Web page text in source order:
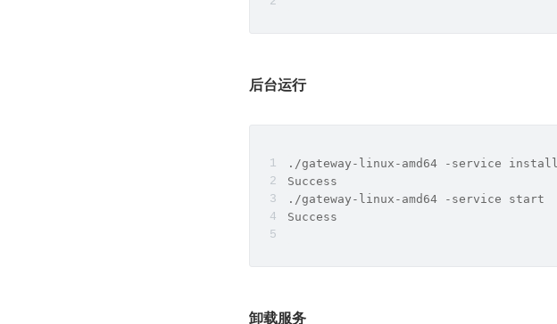
后台运行
./gateway-linux-amd64 -service install
Success
./gateway-linux-amd64 -service start
Success
卸载服务